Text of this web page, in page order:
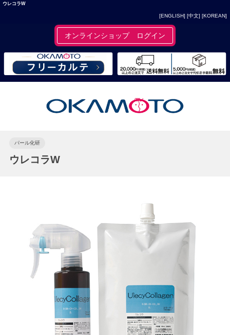
ウレコラW
[ENGLISH] [中文] [KOREAN]
オンラインショップ ログイン
パール化研
ウレコラW